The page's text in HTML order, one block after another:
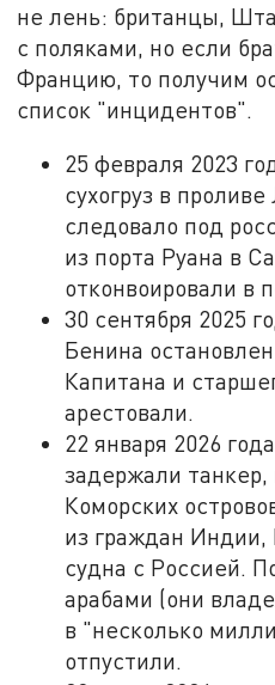
не лень: британцы,
с поляками, но если
Францию, то получим
список "инцидентов".
25 февраля 2023
сухогруз в
следовало под
из порта Руана в
отконвоировали в
30 сентября 2025
Бенина
Капитана и
арестовали.
22 января 2026
задержали
Коморских
из граждан Индии,
судна с Россией.
арабами (они
в "несколько
отпустили.